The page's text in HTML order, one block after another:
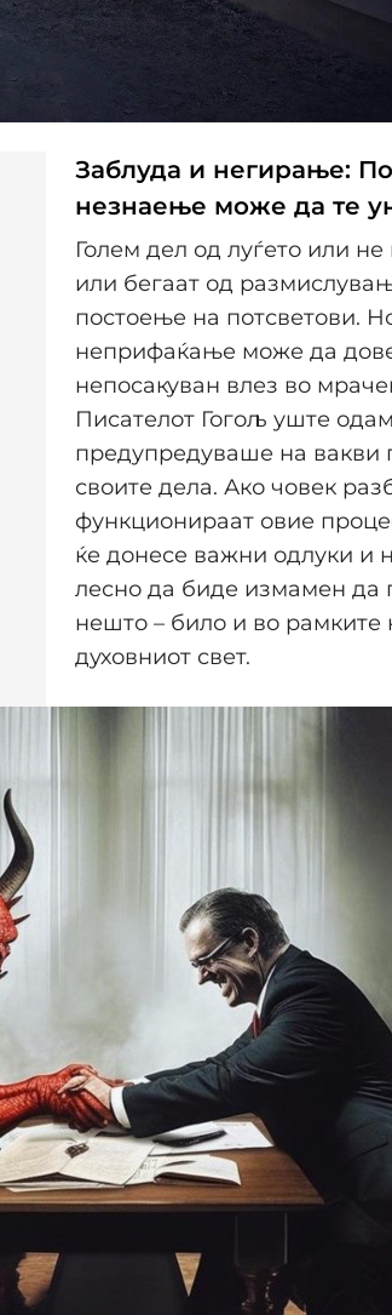
Заблуда и негирање:
незнаење може да те
Голем дел од луѓето или не
или бегаат од
постоење на потсветови.
неприфаќање може да
непосакуван влез во
Писателот Гогољ уште
предупредуваше на вакви
своите дела. Ако човек
функционираат овие
ќе донесе важни одлуки и
лесно да биде измамен да
нешто – било и во рамките
духовниот свет.